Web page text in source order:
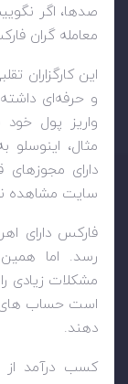
صدها، اگر
معامله گران
این
و حرفه‌ای
واریز پول
مثال،
دارای
سایت مشاهده
فارکس دارای
رسد. اما همین
مشکلات زیادی
است حساب های
دهند.
کسب درآمد از